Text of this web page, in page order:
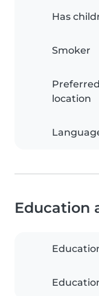
Has
Smoker
location
Education